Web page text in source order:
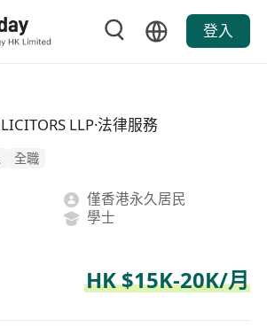
登入
LLP·法律服務
全職
僅香港永久居民
學士
HK $15K-20K/月